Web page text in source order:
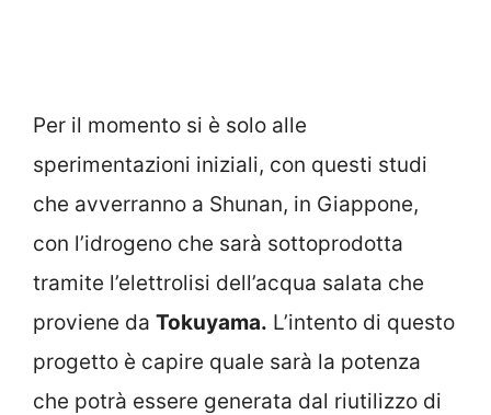
Per il momento si è solo alle
sperimentazioni iniziali, con questi studi
che avverranno a Shunan, in Giappone,
con l’idrogeno che sarà sottoprodotta
tramite l’elettrolisi dell’acqua salata che
proviene da Tokuyama. L’intento di questo
progetto è capire quale sarà la potenza
che potrà essere generata dal riutilizzo di